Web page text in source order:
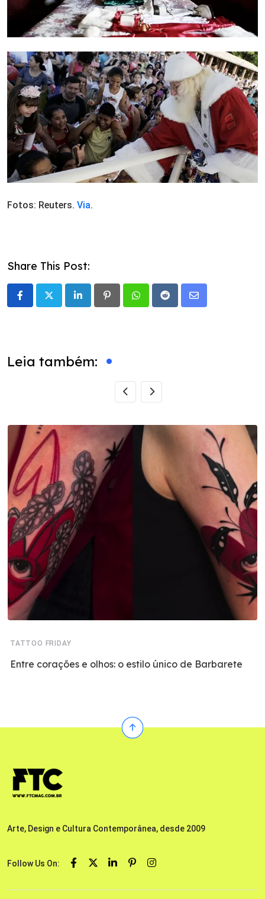
Fotos: Reuters. Via.
Share This Post:
LinkedIn PinterestWhatsappRedditShare
Leia também:
TATTOO FRIDAY
Entre corações e olhos: o estilo único de Barbarete
Arte, Design e Cultura Contemporânea, desde 2009
Follow Us On: